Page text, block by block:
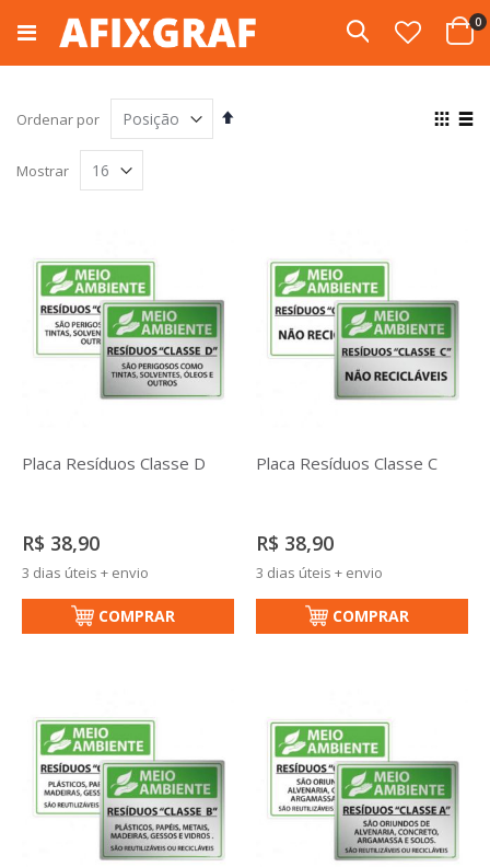
para
conteúdo
Cart
0
Pesquisa
Ordenar por
Definir
Ver
Mostrar
Placa Resíduos Classe D
R$ 38,90
3 dias úteis + envio
COMPRAR
Placa Resíduos Classe C
R$ 38,90
3 dias úteis + envio
COMPRAR